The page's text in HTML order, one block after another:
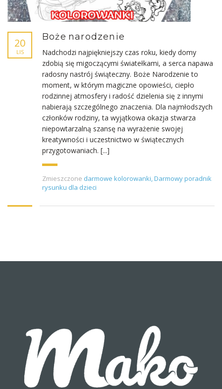
20
LIS
Boże narodzenie
Nadchodzi najpiękniejszy czas roku, kiedy domy
zdobią się migoczącymi światełkami, a serca napawa
radosny nastrój świąteczny. Boże Narodzenie to
moment, w którym magiczne opowieści, ciepło
rodzinnej atmosfery i radość dzielenia się z innymi
nabierają szczególnego znaczenia. Dla najmłodszych
członków rodziny, ta wyjątkowa okazja stwarza
niepowtarzalną szansę na wyrażenie swojej
kreatywności i uczestnictwo w świątecznych
przygotowaniach. [...]
Zmieszczone darmowe kolorowanki,Darmowy poradnik
rysunku dla dzieci